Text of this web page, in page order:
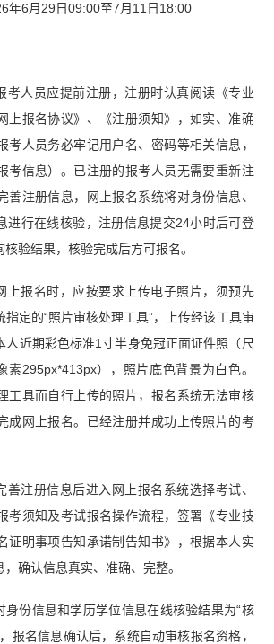
年6月29日09:00至7月11日18:00
考人员应提前注册，注册时认真阅读《专业
上报名协议》、《注册须知》，如实、准确
考人员务必牢记用户名、密码等相关信息，
考信息）。已注册的报考人员无需要重新注
善注册信息，网上报名系统将对身份信息、
进行在线核验，注册信息提交24小时后可登
验结果，核验完成后方可报名。
上报名时，应按要求上传电子照片，须预先
定的“照片审核处理工具”，上传经该工具审
人近期彩色标准1寸半身免冠正面证件照（尺
素295px*413px），照片底色背景为白色。
工具而自行上传的照片，报名系统无法审核
成网上报名。已经注册并成功上传照片的考
善注册信息后进入网上报名系统选择考试、
考须知及考试报名操作流程，签署《专业技
证明事项告知承诺制告知书》，根据本人实
确认信息真实、准确、完整。
身份信息和学历学位信息在线核验结果为“核
报名信息确认后，系统自动审核报名资格，